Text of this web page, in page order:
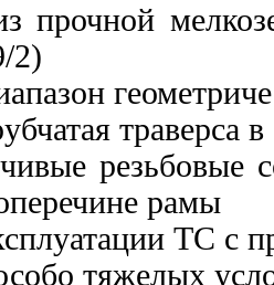
прочной
2)
траверса
резьбовые
рамы
ТС с
тяжелых